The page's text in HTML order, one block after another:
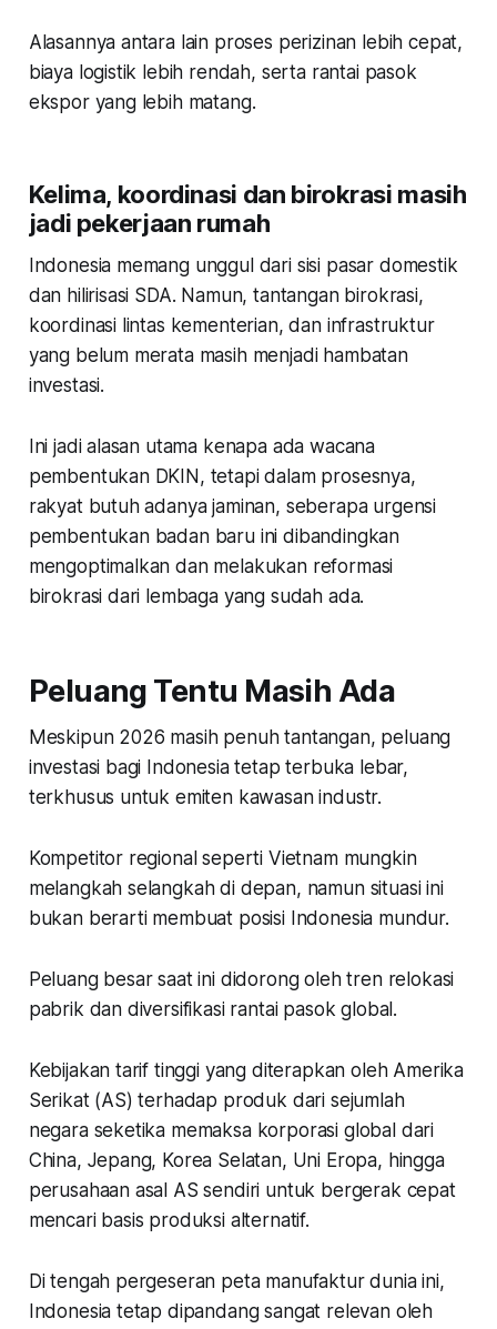
Alasannya antara lain proses perizinan lebih cepat,
biaya logistik lebih rendah, serta rantai pasok
ekspor yang lebih matang.
Kelima, koordinasi dan birokrasi masih
jadi pekerjaan rumah
Indonesia memang unggul dari sisi pasar domestik
dan hilirisasi SDA. Namun, tantangan birokrasi,
koordinasi lintas kementerian, dan infrastruktur
yang belum merata masih menjadi hambatan
investasi.
Ini jadi alasan utama kenapa ada wacana
pembentukan DKIN, tetapi dalam prosesnya,
rakyat butuh adanya jaminan, seberapa urgensi
pembentukan badan baru ini dibandingkan
mengoptimalkan dan melakukan reformasi
birokrasi dari lembaga yang sudah ada.
Peluang Tentu Masih Ada
Meskipun 2026 masih penuh tantangan, peluang
investasi bagi Indonesia tetap terbuka lebar,
terkhusus untuk emiten kawasan industr.
Kompetitor regional seperti Vietnam mungkin
melangkah selangkah di depan, namun situasi ini
bukan berarti membuat posisi Indonesia mundur.
Peluang besar saat ini didorong oleh tren relokasi
pabrik dan diversifikasi rantai pasok global.
Kebijakan tarif tinggi yang diterapkan oleh Amerika
Serikat (AS) terhadap produk dari sejumlah
negara seketika memaksa korporasi global dari
China, Jepang, Korea Selatan, Uni Eropa, hingga
perusahaan asal AS sendiri untuk bergerak cepat
mencari basis produksi alternatif.
Di tengah pergeseran peta manufaktur dunia ini,
Indonesia tetap dipandang sangat relevan oleh